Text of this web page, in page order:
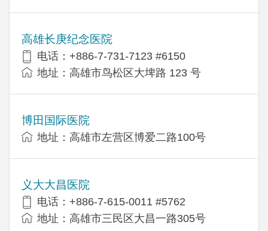
高雄长庚纪念医院
电话：+886-7-731-7123 #6150
地址：高雄市鸟松区大埤路 123 号
博田国际医院
地址：高雄市左营区博爱二路100号
义大大昌医院
电话：+886-7-615-0011 #5762
地址：高雄市三民区大昌一路305号